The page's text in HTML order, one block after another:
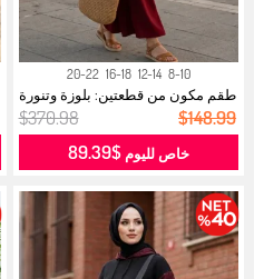
8-10
12-14
16-18
20-22
طقم مكون من قطعتين: بلوزة وتنورة
مك...
$370.98 $148.99
خاص لليوم$89.39